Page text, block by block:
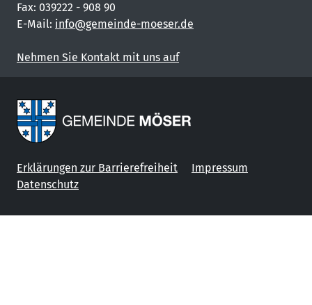
Fax: 039222 - 908 90
E-Mail: info@gemeinde-moeser.de
Nehmen Sie Kontakt mit uns auf
Erklärungen zur Barrierefreiheit
Impressum
Datenschutz